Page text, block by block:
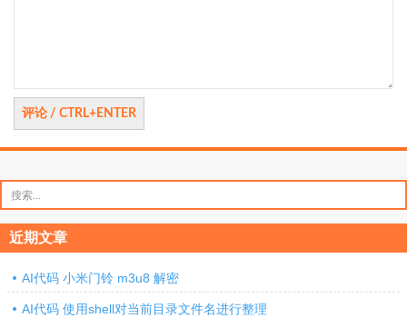
索：
近期文章
AI代码 小米门铃 m3u8 解密
AI代码 使用shell对当前目录文件名进行整理